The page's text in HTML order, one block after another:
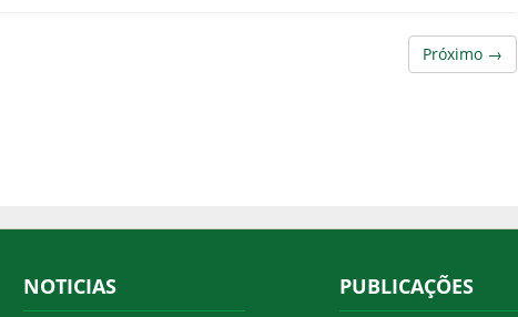
Próximo →
NOTICIAS PUBLICAÇÕES